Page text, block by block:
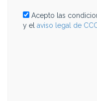
Acepto las
y el aviso legal de